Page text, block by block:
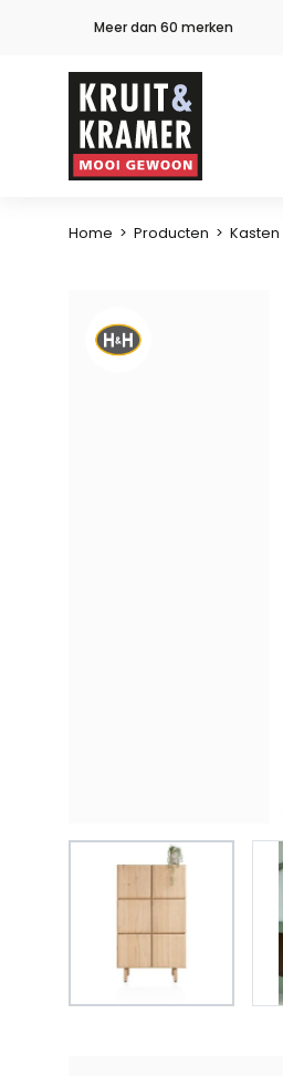
Meer dan 60 merken
Home > Producten > Kasten